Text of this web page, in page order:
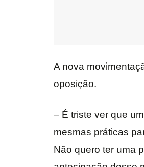
A nova
oposição.
– É triste ver que
mesmas práticas
Não quero ter uma